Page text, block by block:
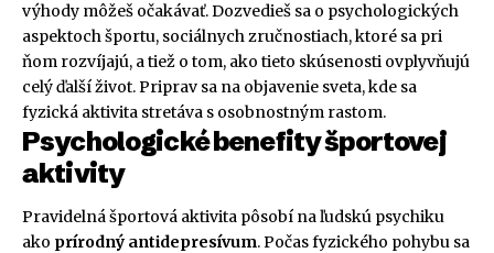
výhody môžeš očakávať. Dozvedieš sa o psychologických
aspektoch športu, sociálnych zručnostiach, ktoré sa pri
ňom rozvíjajú, a tiež o tom, ako tieto skúsenosti ovplyvňujú
celý ďalší život. Priprav sa na objavenie sveta, kde sa
fyzická aktivita stretáva s osobnostným rastom.
Psychologické benefity športovej
aktivity
Pravidelná športová aktivita pôsobí na ľudskú psychiku
ako prírodný antidepresívum. Počas fyzického pohybu sa